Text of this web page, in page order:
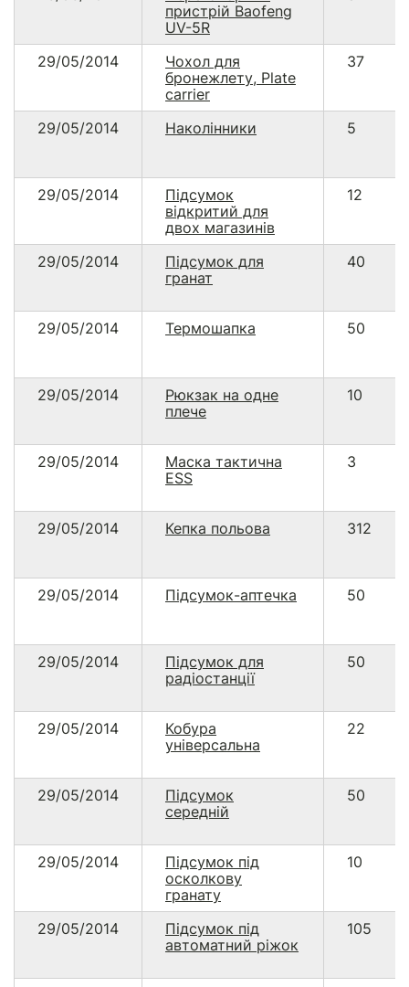
пристрій Baofeng
UV-5R
29/05/2014
Чохол для
бронежлету, Plate
carrier
37
29/05/2014 Наколінники 5
29/05/2014
Підсумок
відкритий для
двох магазинів
12
29/05/2014
Підсумок для
гранат
40
29/05/2014 Термошапка 50
29/05/2014
Рюкзак на одне
плече
10
29/05/2014
Маска тактична
ESS
3
29/05/2014 Кепка польова 312
29/05/2014 Підсумок-аптечка 50
29/05/2014
Підсумок для
радіостанції
50
29/05/2014
Кобура
універсальна
22
29/05/2014
Підсумок
середній
50
29/05/2014
Підсумок під
осколкову
гранату
10
29/05/2014
Підсумок під
автоматний ріжок
105